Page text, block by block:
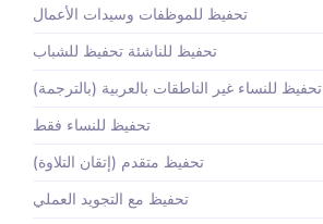
تحفيظ للموظفات وسيدات الأعمال
تحفيظ للناشئة تحفيظ للشباب
تحفيظ للنساء غير الناطقات بالعربية (بالترجمة)
تحفيظ للنساء فقط
تحفيظ متقدم (إتقان التلاوة)
تحفيظ مع التجويد العملي